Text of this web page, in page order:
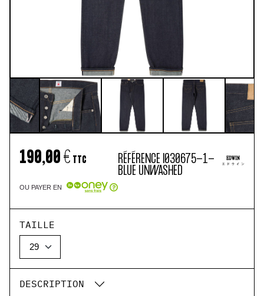
190,00 € TTC
OU PAYER EN
RÉFÉRENCE I030675-1-
BLUE UNWASHED
TAILLE
DESCRIPTION